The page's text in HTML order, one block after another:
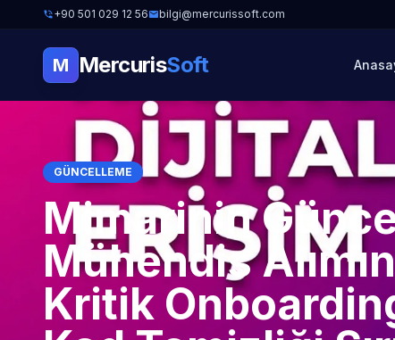
+90 501 029 12 56 bilgi@mercurissoft.com
M MercurisSoft
GÜNCELLEME
Mimarinin
Mühendis
Kritik